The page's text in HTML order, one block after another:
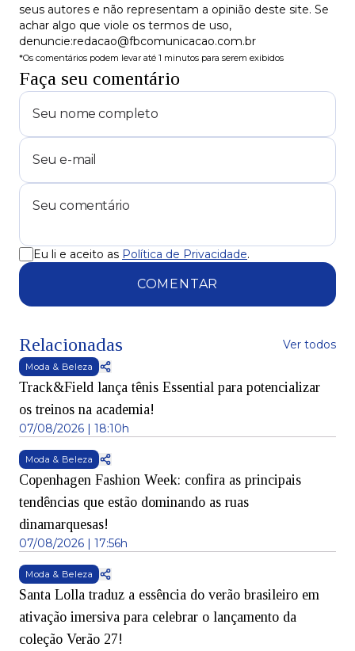
seus autores e não representam a opinião deste site. Se
achar algo que viole os termos de uso,
denuncie:redacao@fbcomunicacao.com.br
*Os comentários podem levar até 1 minutos para serem exibidos
Faça seu comentário
Eu li e aceito as Política de Privacidade.
COMENTAR
Relacionadas Ver todos
Moda & Beleza
Track&Field lança tênis Essential para potencializar
os treinos na academia!
07/08/2026 | 18:10h
Moda & Beleza
Copenhagen Fashion Week: confira as principais
tendências que estão dominando as ruas
dinamarquesas!
07/08/2026 | 17:56h
Moda & Beleza
Santa Lolla traduz a essência do verão brasileiro em
ativação imersiva para celebrar o lançamento da
coleção Verão 27!